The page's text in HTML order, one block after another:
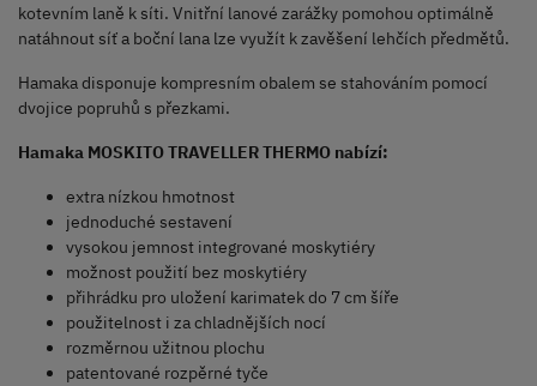
kotevním laně k síti. Vnitřní lanové zarážky pomohou optimálně
natáhnout síť a boční lana lze využít k zavěšení lehčích předmětů.
Hamaka disponuje kompresním obalem se stahováním pomocí
dvojice popruhů s přezkami.
Hamaka MOSKITO TRAVELLER THERMO nabízí:
extra nízkou hmotnost
jednoduché sestavení
vysokou jemnost integrované moskytiéry
možnost použití bez moskytiéry
přihrádku pro uložení karimatek do 7 cm šíře
použitelnost i za chladnějších nocí
rozměrnou užitnou plochu
patentované rozpěrné tyče